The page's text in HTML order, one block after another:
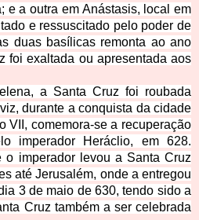
e a outra em Anástasis, local em
e ressuscitado pelo poder de
duas basílicas remonta ao ano
foi exaltada ou apresentada aos
a Santa Cruz foi roubada
durante a conquista da cidade
VII, comemora-se a recuperação
imperador Heráclio, em 628.
o imperador levou a Santa Cruz
até Jerusalém, onde a entregou
3 de maio de 630, tendo sido a
Cruz também a ser celebrada